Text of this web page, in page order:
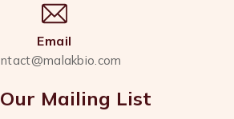
Email
Our Mailing List